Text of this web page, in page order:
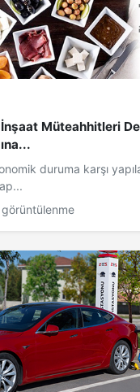
İnşaat Müteahhitleri
duruma karşı